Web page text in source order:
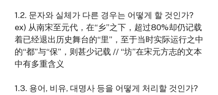
1.2. 문자와 실체가 다른 경우는 어떻게 할 것인가?
ex) 从南宋至元代，在“乡”之下，超过80%却仍记载
着已经退出历史舞台的“里”，至于当时实际运行之中
的“都”与“保”，则甚少记载 // “坊”在宋元方志的文本
中有多重含义
1.3. 용어, 비유, 대명사 등을 어떻게 처리할 것인가?